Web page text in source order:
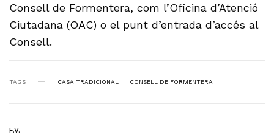
Consell de Formentera, com l’Oficina d’Atenció
Ciutadana (OAC) o el punt d’entrada d’accés al
Consell.
TAGS CASA TRADICIONAL CONSELL DE FORMENTERA
F.V.